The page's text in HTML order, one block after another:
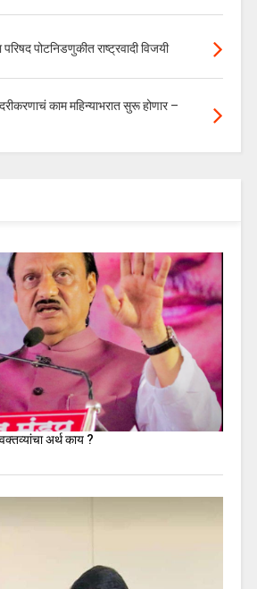
पोटनिडणुकीत राष्ट्रवादी विजयी
काम महिन्याभरात सुरू होणार –
अर्थ काय ?